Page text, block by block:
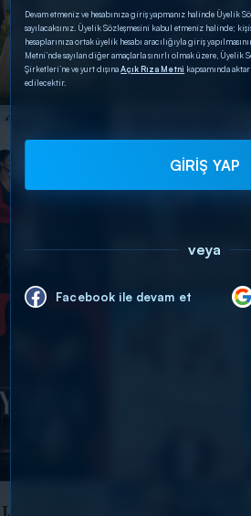
Devam etmeniz ve hesabınıza giriş yapmanız halinde Üyelik
sayılacaksınız. Üyelik Sözleşmesini kabul etmeniz halinde;
hesaplarınıza ortak üyelik hesabı aracılığıyla giriş
Metni’nde sayılan diğer amaçlarla sınırlı olmak üzere, Üyelik
Şirketleri’ne ve yurt dışınaAçık Rıza Metni kapsamında
edilecektir.
GİRİŞ YAP
veya
Facebook ile devam et